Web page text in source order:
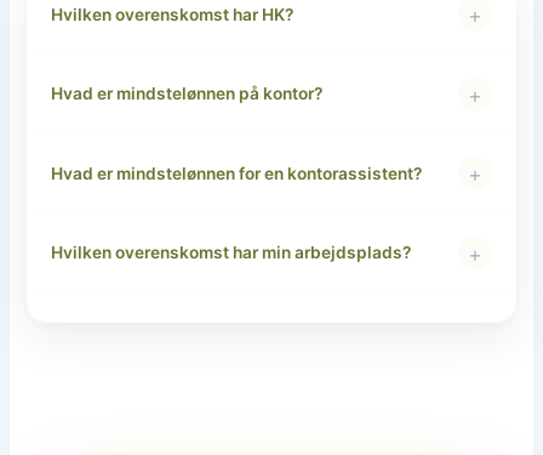
Hvilken overenskomst har HK? +
Hvad er mindstelønnen på kontor? +
Hvad er mindstelønnen for en kontorassistent? +
Hvilken overenskomst har min arbejdsplads? +